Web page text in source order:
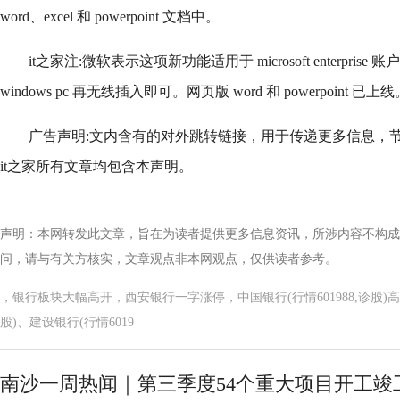
word、excel 和 powerpoint 文档中。
it之家注:微软表示这项新功能适用于 microsoft enterprise 账
windows pc 再无线插入即可。网页版 word 和 powerpoint 已上线
广告声明:文内含有的对外跳转链接，用于传递更多信息，
it之家所有文章均包含本声明。
声明：本网转发此文章，旨在为读者提供更多信息资讯，所涉内容不构
问，请与有关方核实，文章观点非本网观点，仅供读者参考。
，银行板块大幅高开，西安银行一字涨停，中国银行(行情601988,诊股)
股)、建设银行(行情6019
南沙一周热闻｜第三季度54个重大项目开工